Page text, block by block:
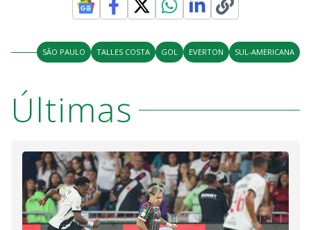
SÃO PAULO TALLES COSTA GOL EVERTON SUL-AMERICANA
Últimas